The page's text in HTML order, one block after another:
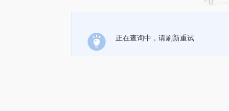
正在查询中，请刷新重试